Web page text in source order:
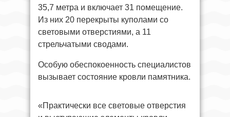
35,7 метра и включает 31 помещение.
Из них 20 перекрыты куполами со
световыми отверстиями, а 11
стрельчатыми сводами.
Особую обеспокоенность специалистов
вызывает состояние кровли памятника.
«Практически все световые отверстия